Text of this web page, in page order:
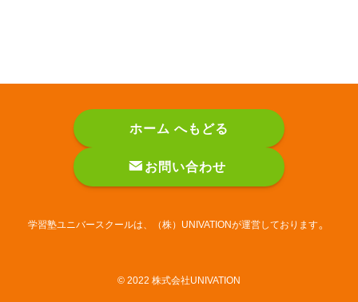
ホーム へもどる
お問い合わせ
学習塾ユニバースクールは、（株）UNIVATIONが運営しております。
© 2022 株式会社UNIVATION